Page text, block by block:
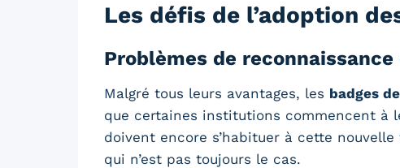
Les défis de l’adoption
Problèmes de
Malgré tous leurs avantages, les badges
que certaines institutions commencent à
doivent encore s’habituer à cette
qui n’est pas toujours le cas.